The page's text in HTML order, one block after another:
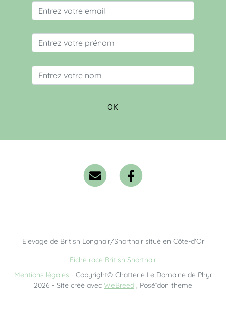
OK
Elevage de British Longhair/Shorthair situé en Côte-d'Or
Fiche race British Shorthair
Mentions légales - Copyright© Chatterie Le Domaine de Phyr
2026 - Site créé avec WeBreed , Poséïdon theme